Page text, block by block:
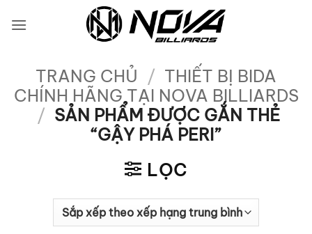
qua
TRANG CHỦ / THIẾT BỊ BIDA
CHÍNH HÃNG TẠI NOVA BILLIARDS
/ SẢN PHẨM ĐƯỢC GẮN THẺ
“GẬY PHÁ PERI”
LỌC